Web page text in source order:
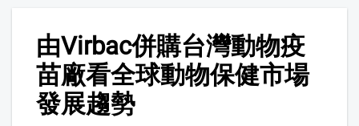
由Virbac併購台灣動物疫
苗廠看全球動物保健市場
發展趨勢